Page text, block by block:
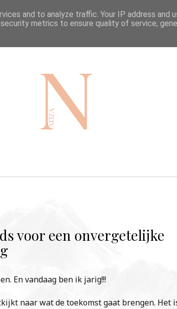
HOME TRAVEL BLOG
voor een onvergetelijke
En vandaag ben ik jarig!!!
naar wat de toekomst gaat brengen. Het
and to analyze traffic. Your IP address and
metrics to ensure quality of service,